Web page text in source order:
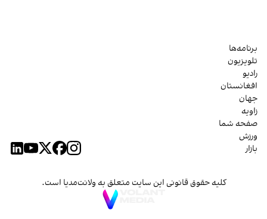
برنامه‌ها
تلویزیون
رادیو
افغانستان
جهان
زاویه
صفحه شما
ورزش
بازار
کلیه حقوق قانونی این سایت متعلق به ولانت‌مدیا است.